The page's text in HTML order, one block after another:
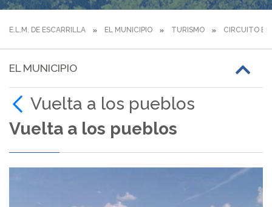
E.L.M. DE ESCARRILLA EL MUNICIPIO TURISMO CIRCUITO
EL MUNICIPIO
Vuelta a los pueblos
Vuelta a los pueblos